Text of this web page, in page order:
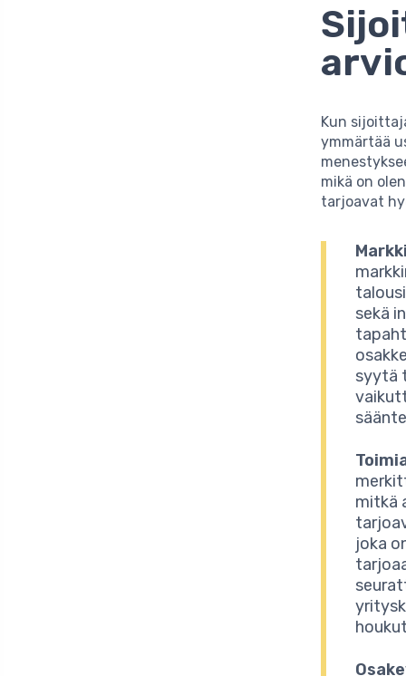
Kun
ymmärtää
mikä on
tarjoavat
sekä
syytä
mitkä
joka